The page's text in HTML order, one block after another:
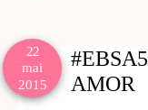
22
mai
2015
AMOR